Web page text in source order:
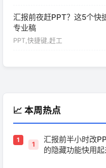
汇报前夜赶PPT？这5个快
专业稿
PPT,快捷键,赶工
📈 本周热点
1
汇报前半小时改
的隐藏功能快用